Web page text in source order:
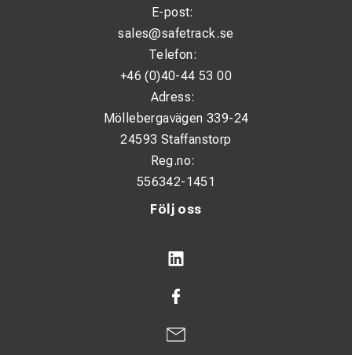
Följ oss
E-post:
sales@safetrack.se
Telefon:
+46 (0)40-44 53 00
Adress:
Möllebergavägen 339-24
24593 Staffanstorp
Reg.no:
556342-1451